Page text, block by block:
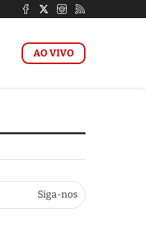
AO VIVO
Siga-nos